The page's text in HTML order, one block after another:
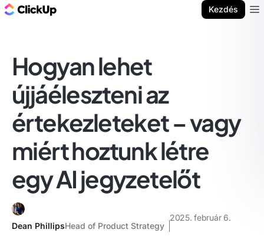
Kezdés
Hogyan lehet
újjáéleszteni az
értekezleteket – vagy
miért hoztunk létre
egy AI jegyzetelőt
Dean PhillipsHead of Product Strategy
2025. február 6.